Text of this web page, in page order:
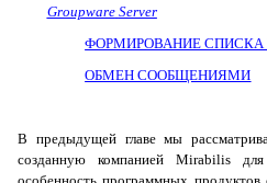
Groupware Server
ФОРМИРОВАНИЕ СПИСКА
ОБМЕН СООБЩЕНИЯМИ
В предыдущей главе мы
созданную компанией Mirabilis